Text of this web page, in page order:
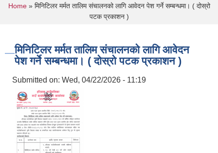
You are here
Home» मिनिटिलर मर्मत तालिम संचालनको लागि आवेदन पेश गर्ने सम्बन्धमा। ( दोस्रो
पटक प्रकाशन )
मिनिटिलर मर्मत तालिम संचालनको लागि आवेदन
पेश गर्ने सम्बन्धमा। ( दोस्रो पटक प्रकाशन )
Submitted on: Wed, 04/22/2026 - 11:19